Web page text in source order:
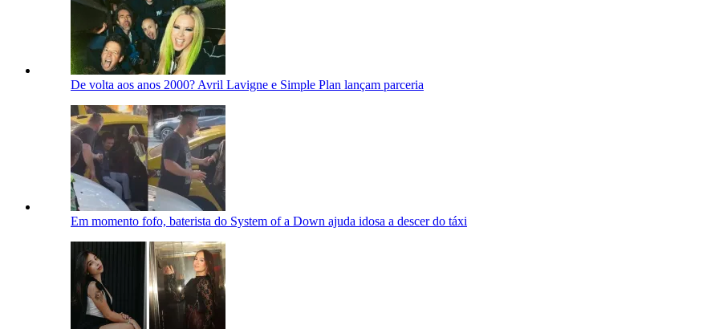
De volta aos anos 2000? Avril Lavigne e Simple Plan lançam parceria
Em momento fofo, baterista do System of a Down ajuda idosa a descer do táxi